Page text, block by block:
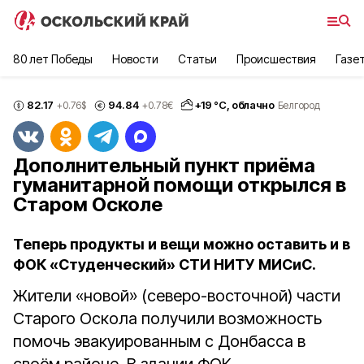
80 лет Победы Новости Статьи Происшествия
82.17 +0.76$ 94.84 +0.78€ +19 °С, облачно Белгород
Дополнительный пункт приёма
гуманитарной помощи открылся в
Старом Осколе
Теперь продукты и вещи можно оставить и в
ФОК «Студенческий» СТИ НИТУ МИСиС.
Жители «новой» (северо-восточной) части
Старого Оскола получили возможность
помочь эвакуированным с Донбасса в